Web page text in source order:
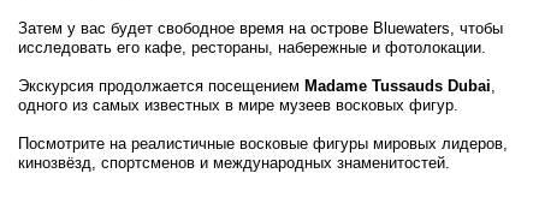
Затем у вас будет свободное время на острове Bluewaters, чтобы
исследовать его кафе, рестораны, набережные и фотолокации.
Экскурсия продолжается посещением Madame Tussauds Dubai,
одного из самых известных в мире музеев восковых фигур.
Посмотрите на реалистичные восковые фигуры мировых лидеров,
кинозвёзд, спортсменов и международных знаменитостей.